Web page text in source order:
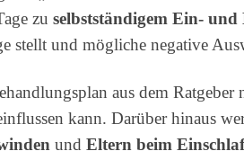
zu selbstständigem Ein- und
stellt und mögliche negative
aus dem
kann. Darüber hinaus
und Eltern beim